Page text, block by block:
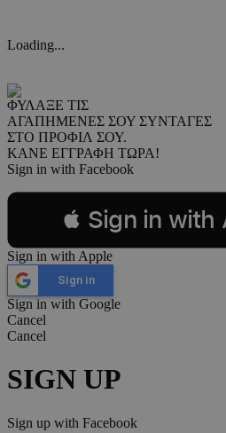
Loading...
ΦΥΛΑΞΕ ΤΙΣ
ΑΓΑΠΗΜΕΝΕΣ ΣΟΥ ΣΥΝΤΑΓΕΣ
ΣΤΟ ΠΡΟΦΙΛ ΣΟΥ.
ΚΑΝΕ ΕΓΓΡΑΦΗ ΤΩΡΑ!
Sign in with Facebook
 Sign in with
Sign in with Apple
Sign in
Sign in with Google
Cancel
Cancel
SIGN UP
Sign up with Facebook